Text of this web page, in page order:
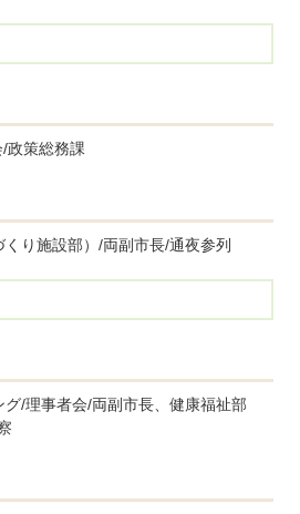
政策総務課
り施設部）/両副市長/通夜参列
/理事者会/両副市長、健康福祉部